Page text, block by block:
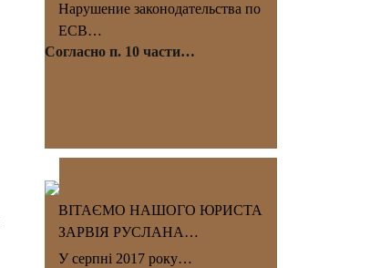
Нарушение законодательства по
ЕСВ…
Согласно п. 10 части…
ВІТАЄМО НАШОГО ЮРИСТА
ЗАРВІЯ РУСЛАНА…
У серпні 2017 року…